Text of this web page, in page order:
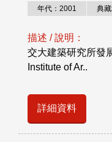
年代：2001 典
描述 / 說明：
交大建築研究所發
Institute of Ar..
詳細資料